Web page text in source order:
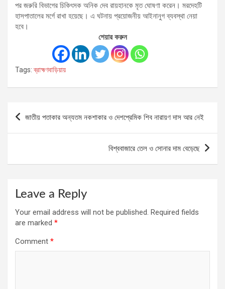
পর জরুরি বিভাগের চিকিৎসক অনিক দেব রায়হানকে মৃত ঘোষণা করেন। মরদেহটি
হাসপাতালের মর্গে রাখা হয়েছে। এ ঘটনায় প্রয়োজনীয় আইনানুগ ব্যবস্থা নেয়া
হবে।
শেয়ার করুন
Tags: ব্রাহ্মণবাড়িয়ায়
জাতীয় পতাকার অন্যতম নকশাকার ও দেশপ্রেমিক শিব নারায়ণ দাস আর নেই
বিশ্ববাজারে তেল ও সোনার দাম বেড়েছে
Leave a Reply
Your email address will not be published. Required fields
are marked *
Comment *